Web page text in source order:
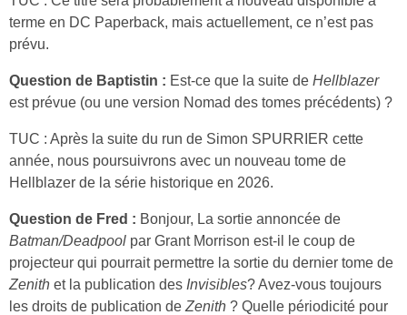
terme en DC Paperback, mais actuellement, ce n’est pas
prévu.
Question de Baptistin : Est-ce que la suite de Hellblazer
est prévue (ou une version Nomad des tomes précédents) ?
TUC : Après la suite du run de Simon SPURRIER cette
année, nous poursuivrons avec un nouveau tome de
Hellblazer de la série historique en 2026.
Question de Fred : Bonjour, La sortie annoncée de
Batman/Deadpool par Grant Morrison est-il le coup de
projecteur qui pourrait permettre la sortie du dernier tome de
Zenith et la publication des Invisibles? Avez-vous toujours
les droits de publication de Zenith ? Quelle périodicité pour